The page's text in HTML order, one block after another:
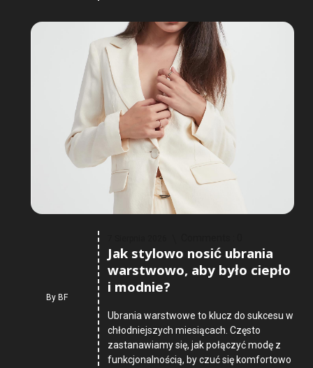
ByBF
Jak stylowo nosić ubrania
warstwowo, aby było ciepło
i modnie?
Ubrania warstwowe to klucz do sukcesu w
chłodniejszych miesiącach. Często
zastanawiamy się, jak połączyć modę z
funkcjonalnością, by czuć się komfortowo